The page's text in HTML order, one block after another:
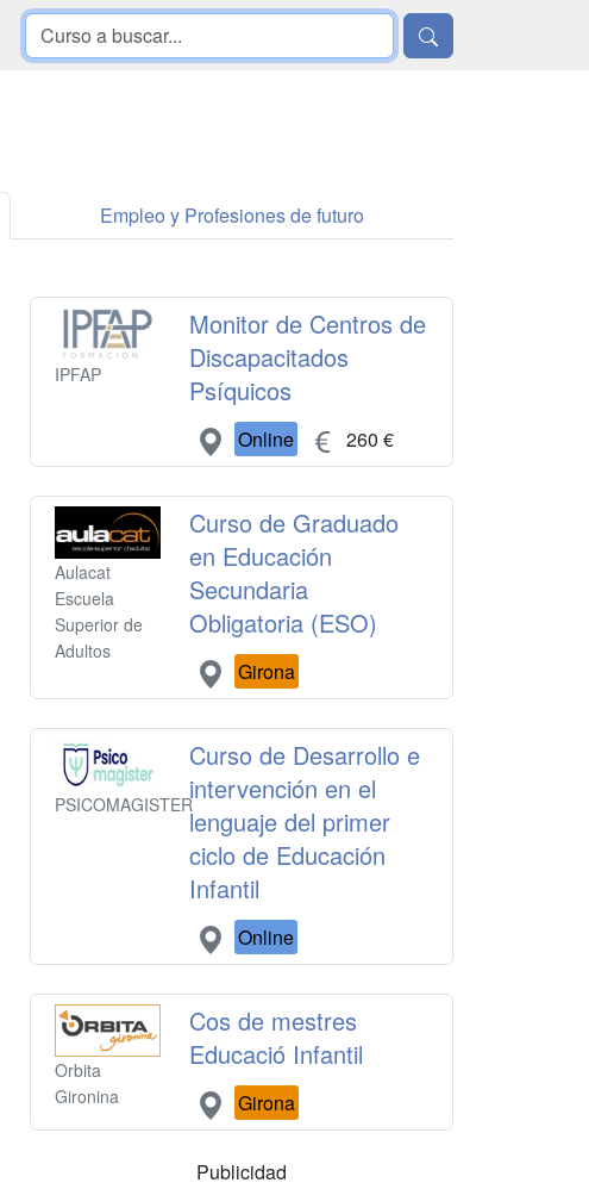
Empleo y Profesiones de futuro
IPFAP
Monitor de Centros de
Discapacitados
Psíquicos
Online 260 €
Aulacat
Escuela
Superior de
Adultos
Curso de Graduado
en Educación
Secundaria
Obligatoria (ESO)
Girona
PSICOMAGISTER
Curso de Desarrollo e
intervención en el
lenguaje del primer
ciclo de Educación
Infantil
Online
Orbita
Gironina
Cos de mestres
Educació Infantil
Girona
Publicidad